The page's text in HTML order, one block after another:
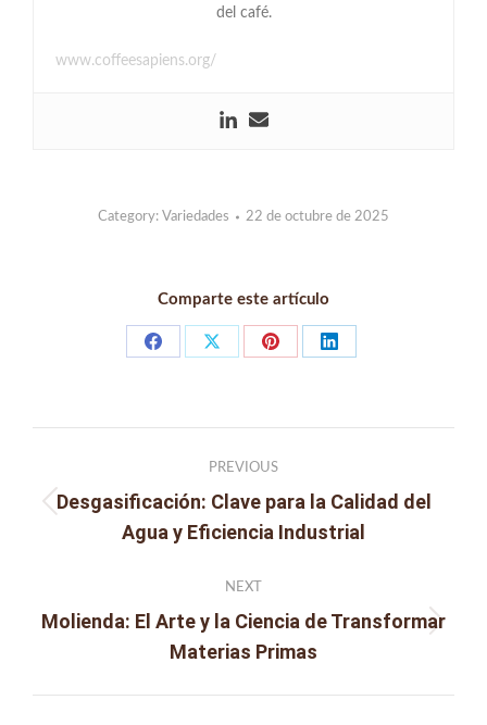
del café.
www.coffeesapiens.org/
Category: Variedades 22 de octubre de 2025
Comparte este artículo
Share
Share
Share
Share
navigation
PREVIOUS
Previous
post:
Desgasificación: Clave para la Calidad del
Agua y Eficiencia Industrial
NEXT
Next
post:
Molienda: El Arte y la Ciencia de Transformar
Materias Primas